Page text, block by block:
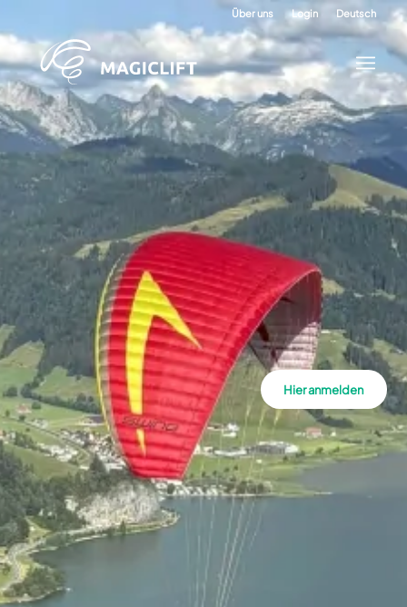
Über uns Login Deutsch
Hier anmelden